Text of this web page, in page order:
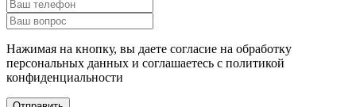
Нажимая на кнопку, вы даете согласие на обработку
персональных данных и соглашаетесь c политикой
конфиденциальности